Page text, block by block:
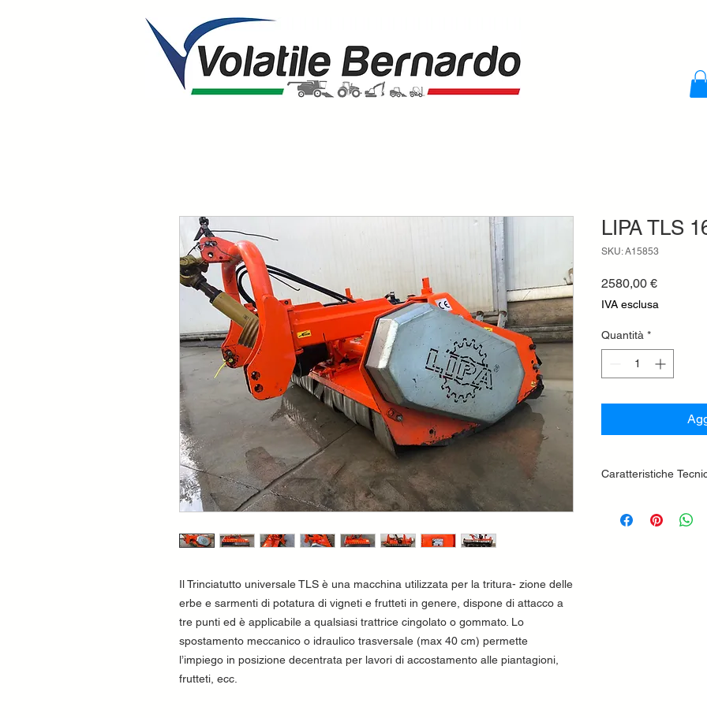
Il Trinciatutto universale TLS è una macchina utilizzata per la tritura- zione delle
erbe e sarmenti di potatura di vigneti e frutteti in genere, dispone di attacco a
tre punti ed è applicabile a qualsiasi trattrice cingolato o gommato. Lo
spostamento meccanico o idraulico trasversale (max 40 cm) permette
l’impiego in posizione decentrata per lavori di accostamento alle piantagioni,
frutteti, ecc.
LIPA TLS
SKU: A15853
2580,00 €Prezzo
IVA esclusa
Quantità *
Caratteristiche
Protezione